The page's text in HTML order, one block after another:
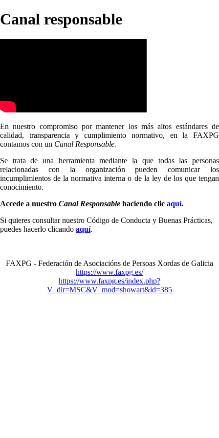
Canal responsable
En nuestro compromiso por mantener los más altos estándares de
calidad, transparencia y cumplimiento normativo, en la FAXPG
contamos con un Canal Responsable.
Se trata de una herramienta mediante la que todas las personas
relacionadas con la organización pueden comunicar los
incumplimientos de la normativa interna o de la ley de los que tengan
conocimiento.
Accede a nuestro Canal Responsable haciendo clic aquí.
Si quieres consultar nuestro Código de Conducta y Buenas Prácticas,
puedes hacerlo clicando aquí.
FAXPG - Federación de Asociacións de Persoas Xordas de Galicia
https://www.faxpg.es/
https://www.faxpg.es/index.php?
V_dir=MSC&V_mod=showart&id=385